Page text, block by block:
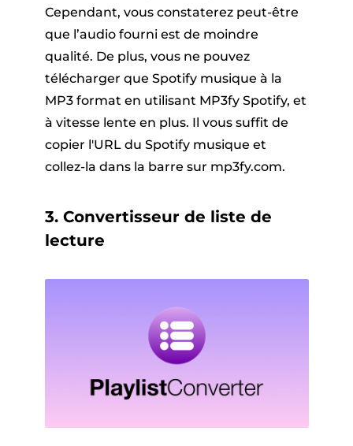
Cependant, vous constaterez peut-être
que l’audio fourni est de moindre
qualité. De plus, vous ne pouvez
télécharger que Spotify musique à la
MP3 format en utilisant MP3fy Spotify, et
à vitesse lente en plus. Il vous suffit de
copier l'URL du Spotify musique et
collez-la dans la barre sur mp3fy.com.
3. Convertisseur de liste de
lecture